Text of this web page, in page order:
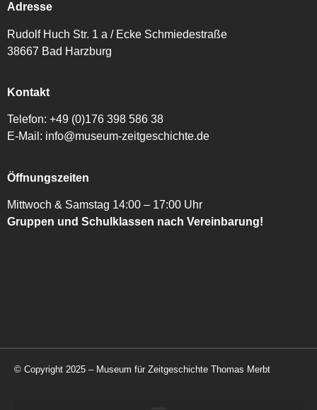
Adresse
Rudolf Huch Str. 1 a / Ecke Schmiedestraße
38667 Bad Harzburg
Kontakt
Telefon: +49 (0)176 398 586 38
E-Mail: info@museum-zeitgeschichte.de
Öffnungszeiten
Mittwoch & Samstag 14:00 – 17:00 Uhr
Gruppen und Schulklassen nach Vereinbarung!
© Copyright 2025 – Museum für Zeitgeschichte Thomas Merbt